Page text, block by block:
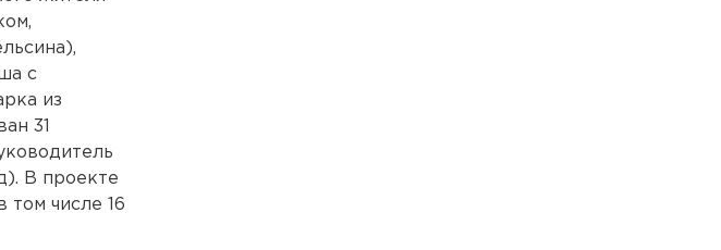
с
из
31
В проекте
том числе 16